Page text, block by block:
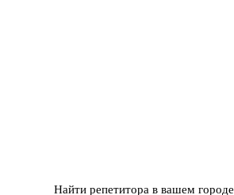
Найти репетитора в вашем городе